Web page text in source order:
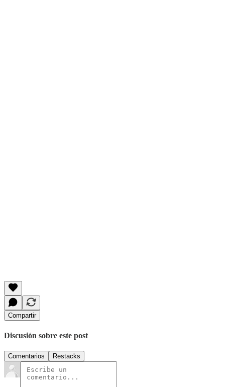
Compartir
Discusión sobre este post
Comentarios Restacks